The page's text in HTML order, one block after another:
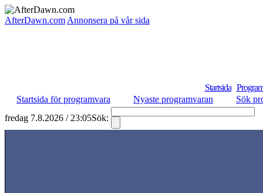
AfterDawn.com Annonsera på vår sida
Startsida
Startsida för programvara
Nyaste programvaran
Sök
fredag 7.8.2026 / 23:05Sök: